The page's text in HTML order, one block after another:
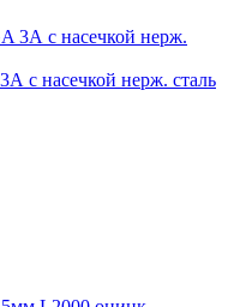
с насечкой нерж. сталь